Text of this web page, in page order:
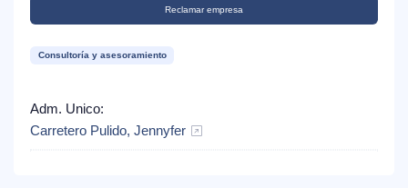
Reclamar empresa
Consultoría y asesoramiento
Adm. Unico:
Carretero Pulido, Jennyfer